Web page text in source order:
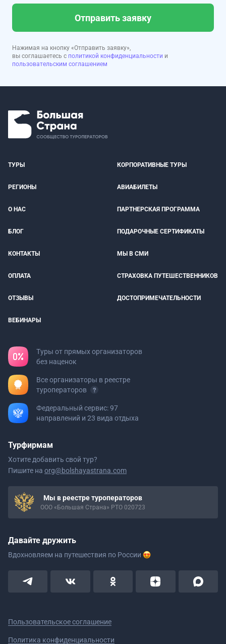
Отправить заявку
Нажимая на кнопку «Отправить заявку»,
вы соглашаетесь с политикой конфиденциальности и
пользовательским соглашением
ТУРЫ КОРПОРАТИВНЫЕ ТУРЫ
РЕГИОНЫ АВИАБИЛЕТЫ
О НАС ПАРТНЕРСКАЯ ПРОГРАММА
БЛОГ ПОДАРОЧНЫЕ СЕРТИФИКАТЫ
КОНТАКТЫ МЫ В СМИ
ОПЛАТА СТРАХОВКА ПУТЕШЕСТВЕННИКОВ
ОТЗЫВЫ ДОСТОПРИМЕЧАТЕЛЬНОСТИ
ВЕБИНАРЫ
Туры от прямых организаторов
без наценок
Все организаторы в реестре
туроператоров
Федеральный сервис: 97
направлений и 23 вида отдыха
Турфирмам
Хотите добавить свой тур?
Пишите на org@bolshayastrana.com
Мы в реестре туроператоров
ООО «Большая Страна» РТО 020723
Давайте дружить
Вдохновляем на путешествия по России
Пользовательское соглашение
Политика конфиденциальности